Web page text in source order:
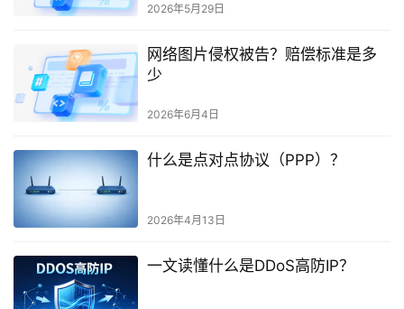
2026年5月29日
网络图片侵权被告？赔偿标准是多
少
2026年6月4日
什么是点对点协议（PPP）？
2026年4月13日
一文读懂什么是DDoS高防IP？